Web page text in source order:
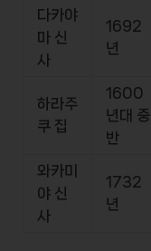
다카야
마 신
사
1692
년
하라주
쿠 집
1600
년대 중
반
와카미
야 신
사
1732
년